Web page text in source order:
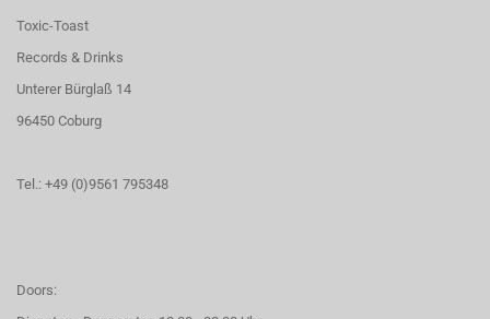
Toxic-Toast
Records & Drinks
Unterer Bürglaß 14
96450 Coburg
Tel.: +49 (0)9561 795348
Doors: